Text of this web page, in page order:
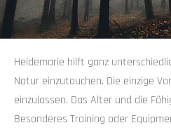
Heidemarie hilft ganz
Natur einzutauchen. Die einzige
einzulassen. Das Alter und die
Besonderes Training oder